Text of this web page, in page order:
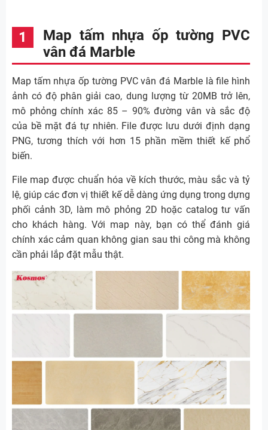
Map tấm nhựa ốp tường PVC
vân đá Marble
Map tấm nhựa ốp tường PVC vân đá Marble là file hình
ảnh có độ phân giải cao, dung lượng từ 20MB trở lên,
mô phỏng chính xác 85 – 90% đường vân và sắc độ
của bề mặt đá tự nhiên. File được lưu dưới định dạng
PNG, tương thích với hơn 15 phần mềm thiết kế phổ
biến.
File map được chuẩn hóa về kích thước, màu sắc và tỷ
lệ, giúp các đơn vị thiết kế dễ dàng ứng dụng trong dựng
phối cảnh 3D, làm mô phỏng 2D hoặc catalog tư vấn
cho khách hàng. Với map này, bạn có thể đánh giá
chính xác cảm quan không gian sau thi công mà không
cần phải lắp đặt mẫu thật.